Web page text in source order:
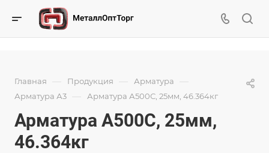
Главная — Продукция — Арматура —
Арматура А3 — Арматура А500С, 25мм, 46.364кг
Арматура А500С, 25мм,
46.364кг